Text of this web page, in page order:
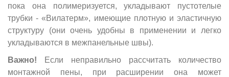
пока она полимеризуется, укладывают пустотелые
трубки - «Вилатерм», имеющие плотную и эластичную
структуру (они очень удобны в применении и легко
укладываются в межпанельные швы).
Важно! Если неправильно рассчитать количество
монтажной пены, при расширении она может